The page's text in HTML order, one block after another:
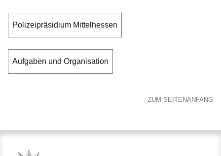
Polizeipräsidium Mittelhessen
Aufgaben und Organisation
ZUM SEITENANFANG